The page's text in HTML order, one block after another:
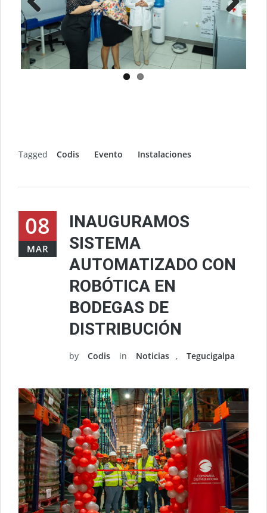
Previ
ous
Next
Tagged Codis Evento Instalaciones
08
MAR
INAUGURAMOS
SISTEMA
AUTOMATIZADO CON
ROBÓTICA EN
BODEGAS DE
DISTRIBUCIÓN
by Codis in Noticias , Tegucigalpa